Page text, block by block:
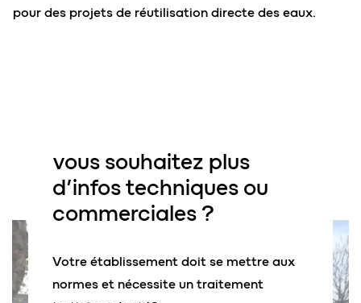
pour des projets de réutilisation directe des eaux.
vous souhaitez plus
d’infos techniques ou
commerciales ?
Votre établissement doit se mettre aux
normes et nécessite un traitement